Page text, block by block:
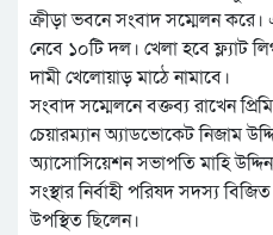
ক্রীড়া ভবনে সংবাদ সম্মেলন
নেবে ১০টি দল। খেলা হবে ফ্ল্যাট
দামী খেলোয়াড় মাঠে নামাবে।
সংবাদ সম্মেলনে বক্তব্য রাখেন
চেয়ারম্যান অ্যাডভোকেট নিজাম
অ্যাসোসিয়েশন সভাপতি মাহি
সংস্থার নির্বাহী পরিষদ সদস্য
উপস্থিত ছিলেন।